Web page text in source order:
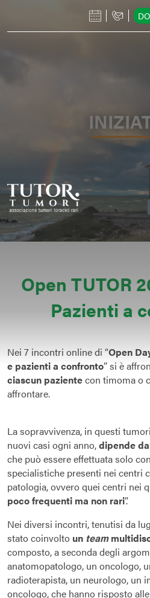
Open TUTOR
Pazienti a
Nei 7 incontri online di “Open
e pazienti a confronto” si è
ciascun pazientecon timoma o
affrontare.
La sopravvivenza, in questi
nuovi casi ogni anno,dipende
che può essere effettuata solo
specialistiche presenti nei centri
patologia, ovvero quei centri nei
poco frequenti ma non rari”.
Nei diversi incontri, tenutisi da
stato coinvolto un team
composto, a seconda degli
anatomopatologo, un oncologo,
radioterapista, un neurologo, un
oncologo, che hanno risposto